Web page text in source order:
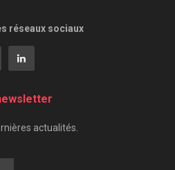
réseaux sociaux
actualités.